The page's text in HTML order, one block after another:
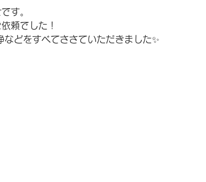
す。
頼でした！
どをすべてささていただきました✨